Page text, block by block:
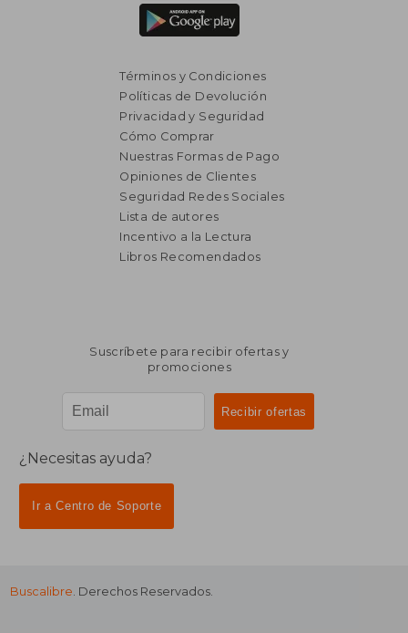
Términos y Condiciones
Políticas de Devolución
Privacidad y Seguridad
Cómo Comprar
Nuestras Formas de Pago
Opiniones de Clientes
Seguridad Redes Sociales
Lista de autores
Incentivo a la Lectura
Libros Recomendados
Suscríbete para recibir ofertas y
promociones
¿Necesitas ayuda?
Ir a Centro de Soporte
Buscalibre . Derechos Reservados.